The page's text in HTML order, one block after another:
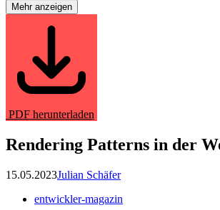
Mehr anzeigen
PDF herunterladen
Rendering Patterns in der
15.05.2023Julian Schäfer
entwickler-magazin